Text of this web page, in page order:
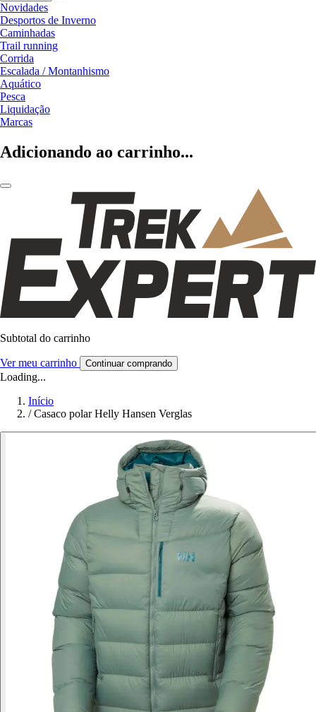
Novidades
Desportos de Inverno
Caminhadas
Trail running
Corrida
Escalada / Montanhismo
Aquático
Pesca
Liquidação
Marcas
Adicionando ao carrinho...
Subtotal do carrinho
Ver meu carrinho Continuar comprando
Loading...
Início
/ Casaco polar Helly Hansen Verglas